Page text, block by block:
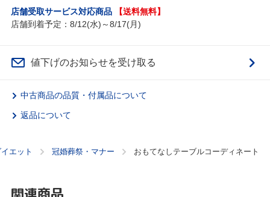
店舗受取サービス対応商品
【送料無料】
店舗到着予定：8/12(水)～8/17(月)
値下げのお知らせを受け取る
中古商品の品質・付属品について
返品について
エット 冠婚葬祭・マナー おもてなしテーブルコーディネート